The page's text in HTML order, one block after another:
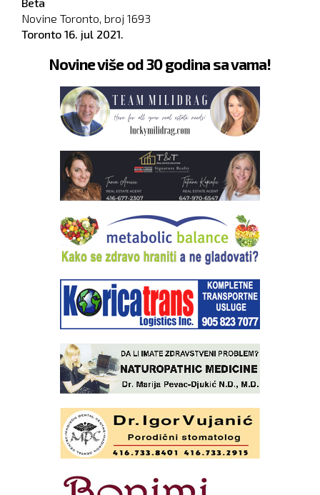
Novine Toronto, broj 1693
Toronto 16. jul 2021.
Novine više od 30 godina sa vama!